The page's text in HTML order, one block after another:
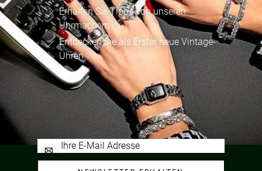
Erhalten Sie Tipps von unseren
Uhrmachern
Entdecken Sie als Erster neue Vintage-
Uhren